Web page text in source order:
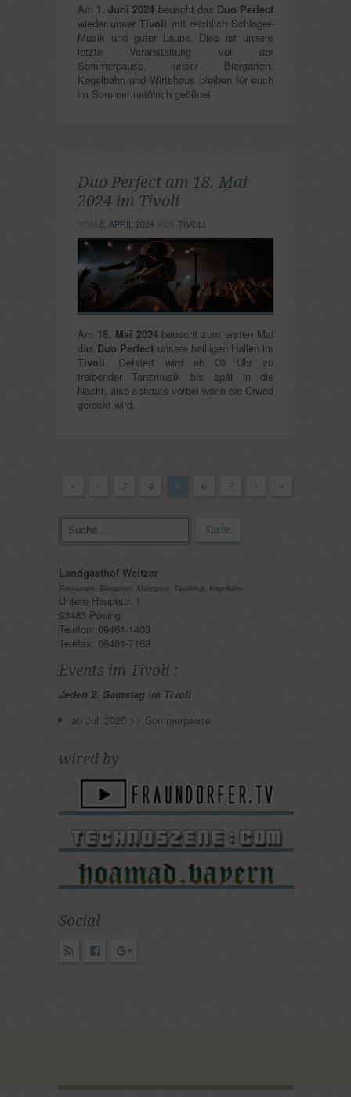
Am 1. Juni 2024 beuscht das Duo Perfect
wieder unserTivoli mit reichlich Schlager-
Musik und guter Laune. Dies ist unsere
letzte Veranstaltung vor der
Sommerpause, unser Biergarten,
Kegelbahn und Wirtshaus bleiben für euch
im Sommer natülrich geöffnet.
Duo Perfect am 18. Mai
2024 im Tivoli
8. APRIL 2024 TIVOLI
Am 18. Mai 2024beuscht zum ersten Mal
das Duo Perfect unsere heilligen Hallen im
Tivoli . Gefeiert wird ab 20 Uhr zu
treibender Tanzmusik bis spät in die
Nacht, also schauts vorbei wenn die Crwod
gerockt wird.
« ‹ 3 4 5 6 7 › »
Landgasthof Weitzer
Restaurant, Biergarten, Metzgerei, Tanzlokal, Kegelbahn
Untere Hauptstr. 1
93483 Pösing
Telefon: 09461-1403
Telefax: 09461-7168
Events im Tivoli :
Jeden 2. Samstag im Tivoli
ab Juli 2026 >> Sommerpause
wired by
Social